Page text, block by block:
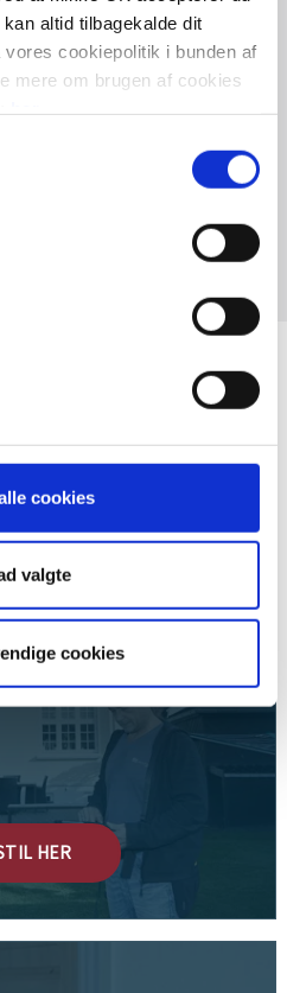
altid tilbagekalde dit
cookiepolitik i bunden af
mere om brugen af cookies
cookies
valgte
cookies
bolig og kan være sikker på, at
mest populære
bolig, og få styr på
HER